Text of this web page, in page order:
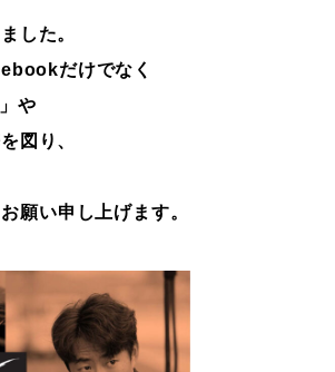
した。
だけでなく
や
図り、
願い申し上げます。